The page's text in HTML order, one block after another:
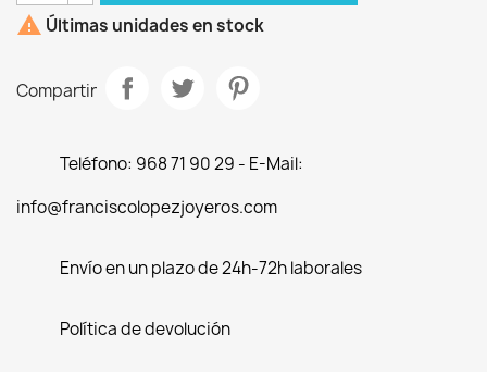
 Últimas unidades en stock
Compartir
Teléfono: 968 71 90 29 - E-Mail:
info@franciscolopezjoyeros.com
Envío en un plazo de 24h-72h laborales
Política de devolución